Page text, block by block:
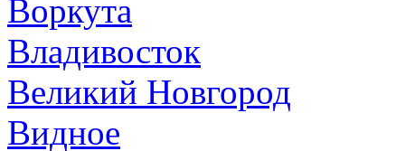
Воркута
Владивосток
Великий Новгород
Видное